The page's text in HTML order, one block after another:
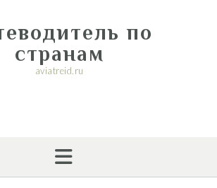
по
странам
aviatreid.ru